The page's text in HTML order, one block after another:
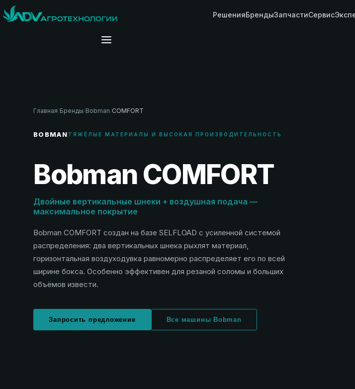
РешенияБрендыЗапчастиСервис
Главная/Бренды/Bobman/COMFORT
BOBMAN ТЯЖЁЛЫЕ МАТЕРИАЛЫ И ВЫСОКАЯ ПРОИЗВОДИТЕЛЬНОСТЬ
Bobman COMFORT
Двойные вертикальные шнеки + воздушная подача —
максимальное покрытие
Bobman COMFORT создан на базе SELFLOAD с усиленной системой
распределения: два вертикальных шнека рыхлят материал,
горизонтальная воздуходувка равномерно распределяет его по всей
ширине бокса. Особенно эффективен для резаной соломы и больших
объёмов извести.
Запросить предложение Все машины Bobman